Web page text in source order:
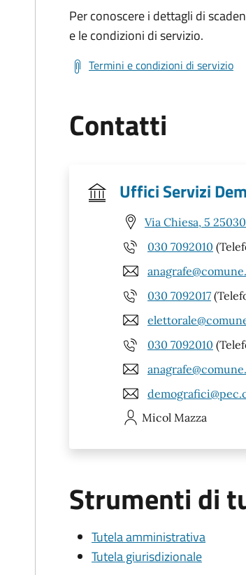
Per conoscere i dettagli di
e le condizioni di servizio.
Termini e condizioni di servizio
Contatti
Uffici Servizi
Via Chiesa, 5
030 7092010
030 7092017
030 7092010
Micol Mazza
Strumenti di
Tutela amministrativa
Tutela giurisdizionale